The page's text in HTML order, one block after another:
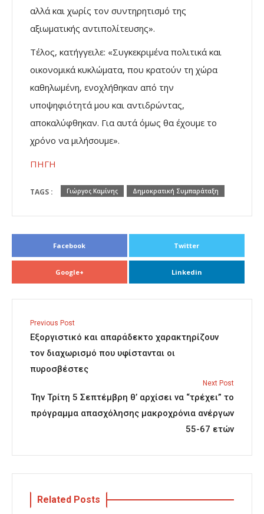
αλλά και χωρίς τον συντηρητισμό της
αξιωματικής αντιπολίτευσης».
Τέλος, κατήγγειλε: «Συγκεκριμένα πολιτικά και
οικονομικά κυκλώματα, που κρατούν τη χώρα
καθηλωμένη, ενοχλήθηκαν από την
υποψηφιότητά μου και αντιδρώντας,
αποκαλύφθηκαν. Για αυτά όμως θα έχουμε το
χρόνο να μιλήσουμε».
ΠΗΓΗ
TAGS : Γιώργος Καμίνης Δημοκρατική Συμπαράταξη
Facebook Twitter
Google+ Linkedin
Previous Post
Εξοργιστικό και απαράδεκτο χαρακτηρίζουν
τον διαχωρισμό που υφίστανται οι
πυροσβέστες
Next Post
Την Τρίτη 5 Σεπτέμβρη θ’ αρχίσει να “τρέχει” το
πρόγραμμα απασχόλησης μακροχρόνια ανέργων
55-67 ετών
Related Posts